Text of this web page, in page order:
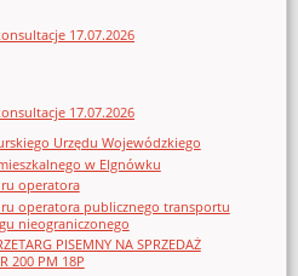
17.07.2026
17.07.2026
Urzędu Wojewódzkiego
w Elgnówku
operatora
operatora publicznego transportu
nieograniczonego
PISEMNY NA SPRZEDAŻ
200 PM 18P